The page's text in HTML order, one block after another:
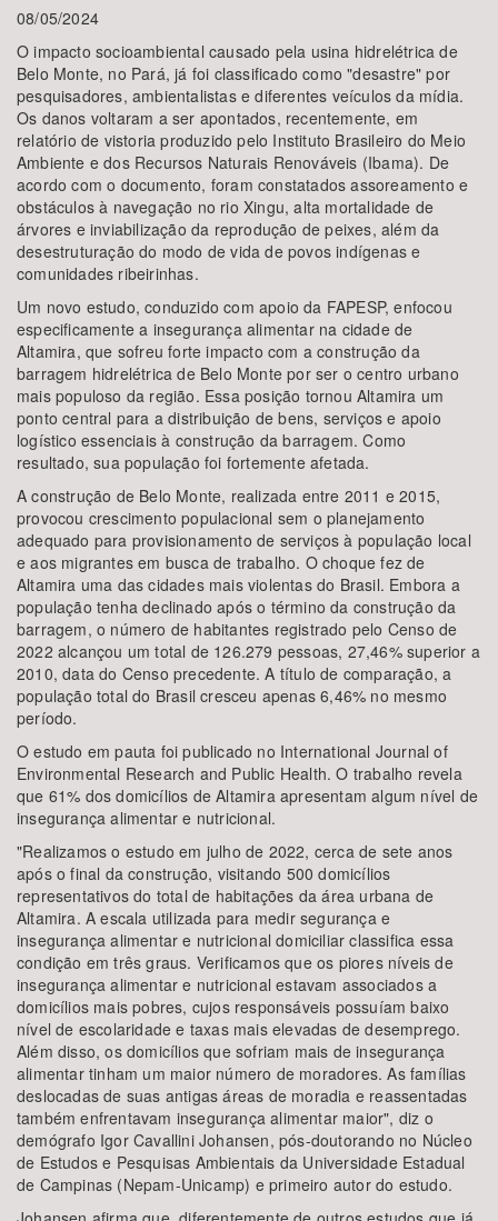
08/05/2024
O impacto socioambiental causado pela usina hidrelétrica de
Belo Monte, no Pará, já foi classificado como "desastre" por
pesquisadores, ambientalistas e diferentes veículos da mídia.
Os danos voltaram a ser apontados, recentemente, em
relatório de vistoria produzido pelo Instituto Brasileiro do Meio
Ambiente e dos Recursos Naturais Renováveis (Ibama). De
acordo com o documento, foram constatados assoreamento e
obstáculos à navegação no rio Xingu, alta mortalidade de
árvores e inviabilização da reprodução de peixes, além da
desestruturação do modo de vida de povos indígenas e
comunidades ribeirinhas.
Um novo estudo, conduzido com apoio da FAPESP, enfocou
especificamente a insegurança alimentar na cidade de
Altamira, que sofreu forte impacto com a construção da
barragem hidrelétrica de Belo Monte por ser o centro urbano
mais populoso da região. Essa posição tornou Altamira um
ponto central para a distribuição de bens, serviços e apoio
logístico essenciais à construção da barragem. Como
resultado, sua população foi fortemente afetada.
A construção de Belo Monte, realizada entre 2011 e 2015,
provocou crescimento populacional sem o planejamento
adequado para provisionamento de serviços à população local
e aos migrantes em busca de trabalho. O choque fez de
Altamira uma das cidades mais violentas do Brasil. Embora a
população tenha declinado após o término da construção da
barragem, o número de habitantes registrado pelo Censo de
2022 alcançou um total de 126.279 pessoas, 27,46% superior a
2010, data do Censo precedente. A título de comparação, a
população total do Brasil cresceu apenas 6,46% no mesmo
período.
O estudo em pauta foi publicado no International Journal of
Environmental Research and Public Health. O trabalho revela
que 61% dos domicílios de Altamira apresentam algum nível de
insegurança alimentar e nutricional.
"Realizamos o estudo em julho de 2022, cerca de sete anos
após o final da construção, visitando 500 domicílios
representativos do total de habitações da área urbana de
Altamira. A escala utilizada para medir segurança e
insegurança alimentar e nutricional domiciliar classifica essa
condição em três graus. Verificamos que os piores níveis de
insegurança alimentar e nutricional estavam associados a
domicílios mais pobres, cujos responsáveis possuíam baixo
nível de escolaridade e taxas mais elevadas de desemprego.
Além disso, os domicílios que sofriam mais de insegurança
alimentar tinham um maior número de moradores. As famílias
deslocadas de suas antigas áreas de moradia e reassentadas
também enfrentavam insegurança alimentar maior", diz o
demógrafo Igor Cavallini Johansen, pós-doutorando no Núcleo
de Estudos e Pesquisas Ambientais da Universidade Estadual
de Campinas (Nepam-Unicamp) e primeiro autor do estudo.